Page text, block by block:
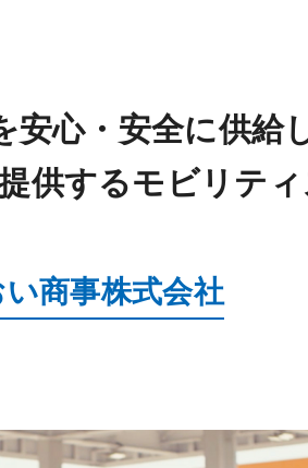
安心・安全に供給
供するモビリティ
商事株式会社